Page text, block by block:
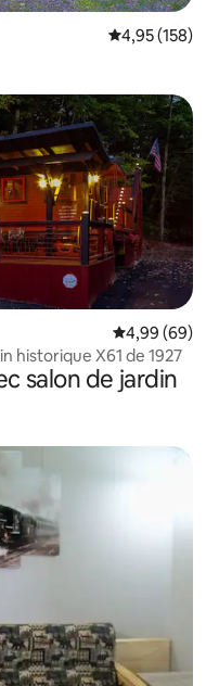
Évaluation
4,95 (158)
appréciés
Évaluation
4,99 (69)
historique X61 de 1927
salon de jardin